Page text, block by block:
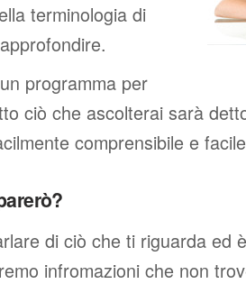
terminologia di
programma per
ciò che ascolterai sarà
comprensibile e
di ciò che ti riguarda ed
infromazioni che non